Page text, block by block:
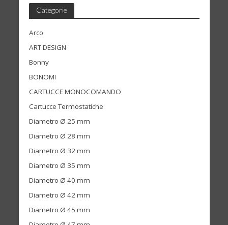
Categorie
Arco
ART DESIGN
Bonny
BONOMI
CARTUCCE MONOCOMANDO
Cartucce Termostatiche
Diametro Ø 25 mm
Diametro Ø 28 mm
Diametro Ø 32 mm
Diametro Ø 35 mm
Diametro Ø 40 mm
Diametro Ø 42 mm
Diametro Ø 45 mm